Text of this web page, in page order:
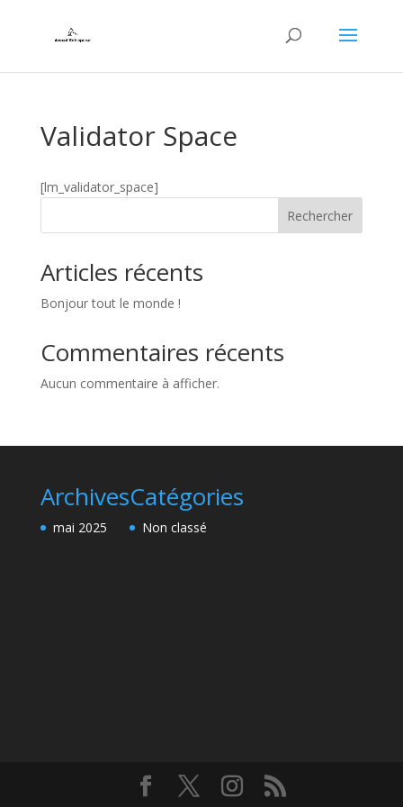
Validator Space
[lm_validator_space]
Rechercher
Articles récents
Bonjour tout le monde !
Commentaires récents
Aucun commentaire à afficher.
Archives
mai 2025
Catégories
Non classé